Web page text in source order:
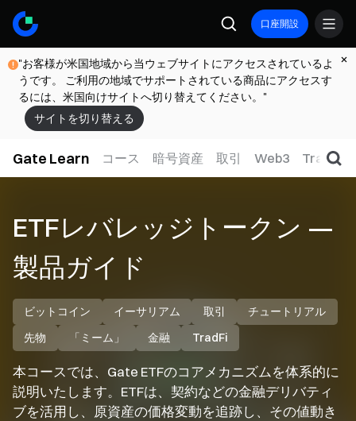
口座開設
"お客様が米国地域から当ウェブサイトにアクセスされているよ
うです。 ご利用の地域でサポートされている商品にアクセスす
るには、米国向けサイトへ切り替えてください。"
サイトを切り替える
Gate Learn コース 暗号資産 取引 Web3 TradFi
ETFレバレッジトークン —
製品ガイド
ビットコイン イーサリアム 取引
チュートリアル
先物
「ミーム」 金融 TradFi
本コースでは、Gate ETFのコアメカニズムを体系的に
説明いたします。ETFは、契約などの金融デリバティ
ブを活用し、原資産の価格変動を追跡し、その値動き